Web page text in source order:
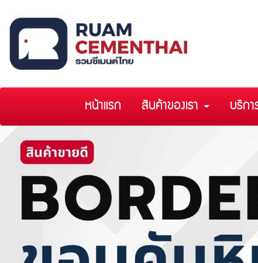
หน้าแรก สินค้าของเรา บริกา